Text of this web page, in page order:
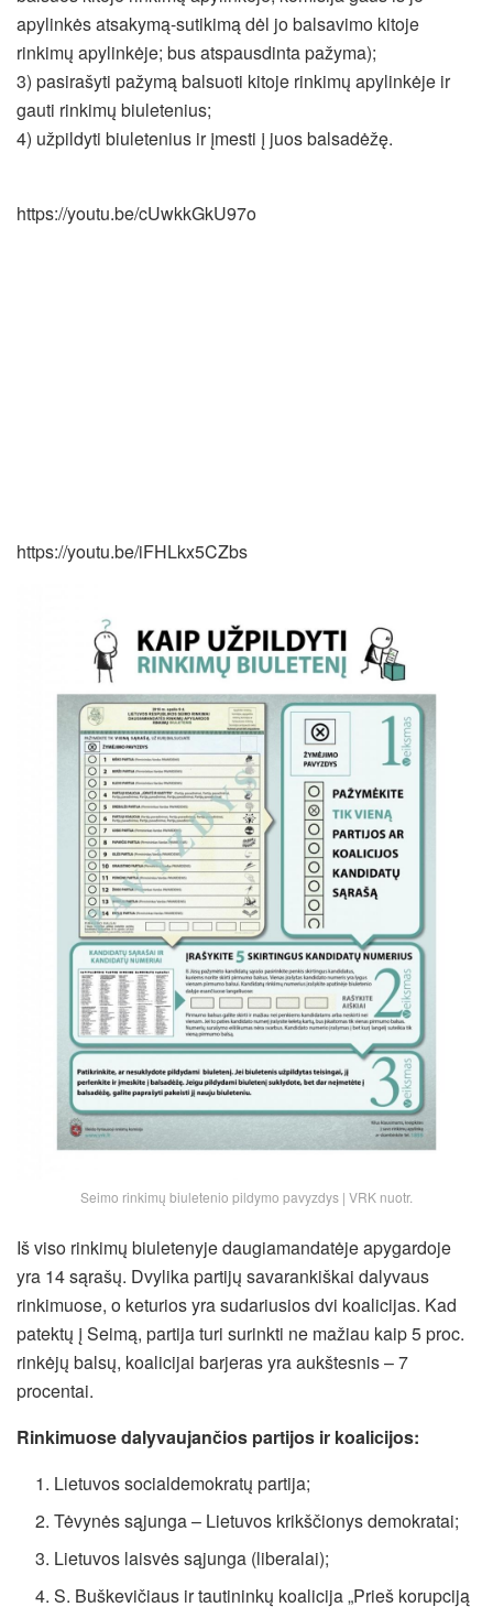
apylinkės atsakymą-sutikimą dėl jo balsavimo kitoje
rinkimų apylinkėje; bus atspausdinta pažyma);
3) pasirašyti pažymą balsuoti kitoje rinkimų apylinkėje ir
gauti rinkimų biuletenius;
4) užpildyti biuletenius ir įmesti į juos balsadėžę.
https://youtu.be/cUwkkGkU97o
https://youtu.be/iFHLkx5CZbs
Seimo rinkimų biuletenio pildymo pavyzdys | VRK nuotr.
Iš viso rinkimų biuletenyje daugiamandatėje apygardoje
yra 14 sąrašų. Dvylika partijų savarankiškai dalyvaus
rinkimuose, o keturios yra sudariusios dvi koalicijas. Kad
patektų į Seimą, partija turi surinkti ne mažiau kaip 5 proc.
rinkėjų balsų, koalicijai barjeras yra aukštesnis – 7
procentai.
Rinkimuose dalyvaujančios partijos ir koalicijos:
Lietuvos socialdemokratų partija;
Tėvynės sąjunga – Lietuvos krikščionys demokratai;
Lietuvos laisvės sąjunga (liberalai);
S. Buškevičiaus ir tautininkų koalicija „Prieš korupciją